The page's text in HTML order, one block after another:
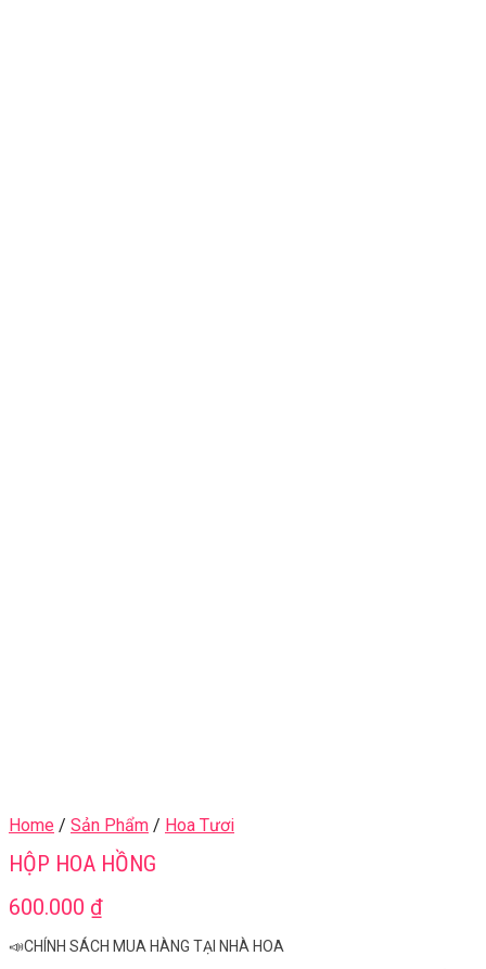
Home / Sản Phẩm / Hoa Tươi
HỘP HOA HỒNG
600.000 ₫
📣CHÍNH SÁCH MUA HÀNG TẠI NHÀ HOA